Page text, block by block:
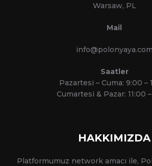
Warsaw, PL
Mail
info@polonyaya.com
Saatler
Pazartesi – Cuma: 9:00 –
Cumartesi & Pazar: 11:00
HAKKIMIZDA
Platformumuz network amacı ile,